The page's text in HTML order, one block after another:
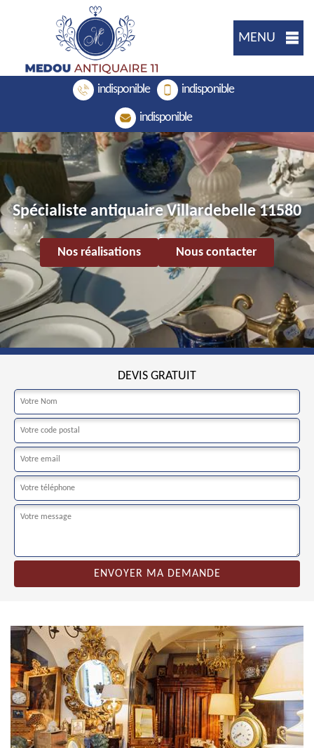
MENU
indisponible indisponible
indisponible
Spécialiste antiquaire Villardebelle 11580
Nos réalisations Nous contacter
DEVIS GRATUIT